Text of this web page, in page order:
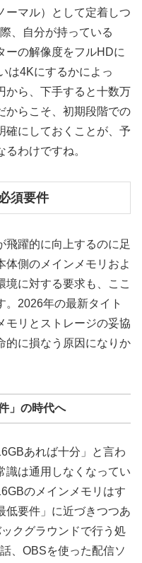
ーマル）として定着しつ
、自分が持っている
ーの解像度をフルHDに
は4Kにするかによっ
から、下手すると十数万
からこそ、初期段階での
確にしておくことが、予
わけですね。
須要件
飛躍的に向上するのに足
体側のメインメモリおよ
境に対する要求も、ここ
。2026年の最新タイト
モリとストレージの妥協
的に損なう原因になりか
」の時代へ
あれば十分」と言わ
識は通用しなくなってい
のメインメモリはす
低要件」に近づきつつあ
クグラウンドで行う処
、OBSを使った配信ソ